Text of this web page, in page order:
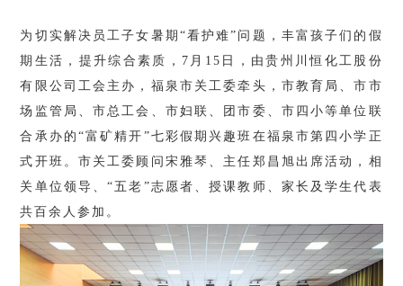
为切实解决员工子女暑期 “看护难”问题，丰富孩子们的假
期生活，提升综合素质，7月15日，由贵州川恒 化工股份
有限公司 工会主办，福泉市关工委牵头，市教育局、市市
场监管局、市总工会、市妇联、团市委、市四小等单位联
合承办的 “富矿精开”七彩假期兴趣班在福泉市第四小学正
式开班。市关工委顾问宋雅琴、主任郑昌旭出席活动，相
关单位领导、“五老”志愿者、授课教师、家长及学生代表
共百余人参加。